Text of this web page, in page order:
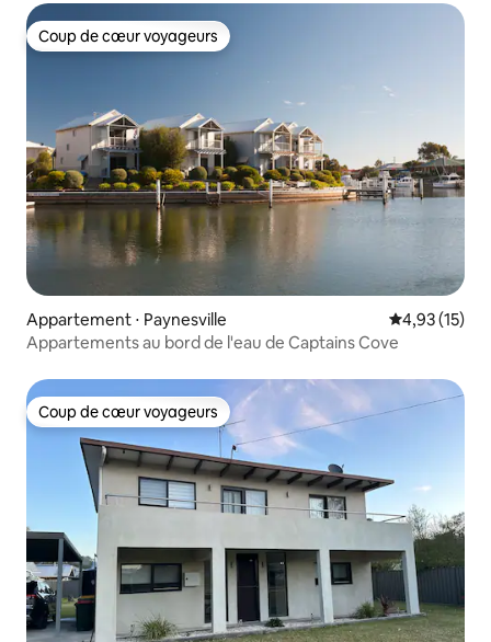
Coup de cœur voyageurs
Coup de cœur voyageurs
Appartement ⋅ Paynesville Évaluation
4,93 (15)
Appartements au bord de l'eau de Captains Cove
Coup de cœur voyageurs
Coup de cœur voyageurs